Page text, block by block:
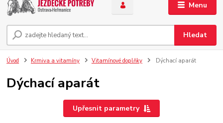
Menu
Hledat
Úvod Krmiva a vitamíny Vitamínové doplňky Dýchací aparát
Dýchací aparát
Upřesnit parametry